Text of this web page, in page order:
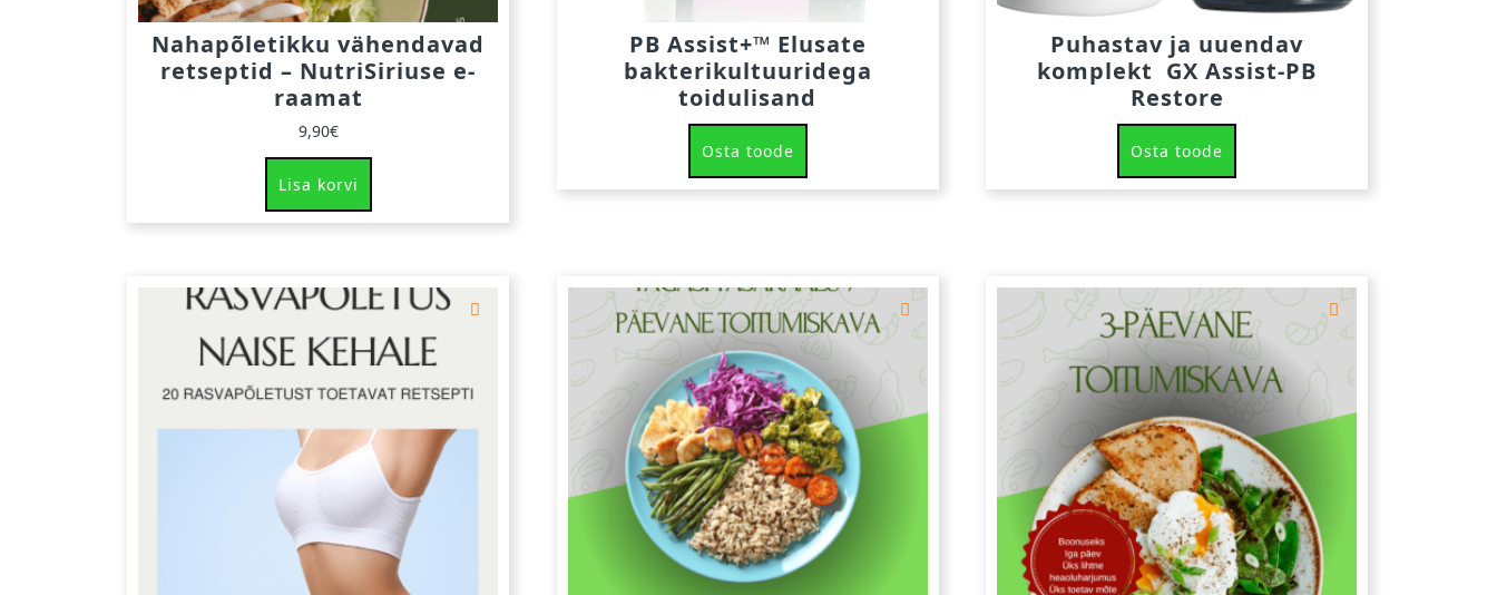
Nahapõletikku vähendavad
retseptid – NutriSiriuse e-
raamat
9,90€
Lisa korvi
PB Assist+™ Elusate
bakterikultuuridega
toidulisand
Osta toode
Puhastav ja uuendav
komplekt GX Assist-PB
Restore
Osta toode